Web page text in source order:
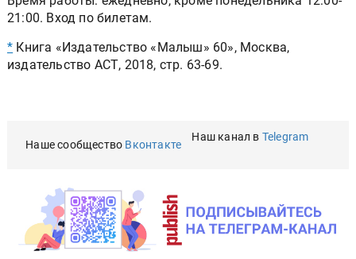
21:00. Вход по билетам.
* Книга «Издательство «Малыш» 60», Москва,
издательство АСТ, 2018, стр. 63-69.
Наше сообщество Вконтакте
Наш канал в Telegram